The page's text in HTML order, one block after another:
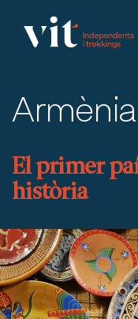
Armènia
El primer
història